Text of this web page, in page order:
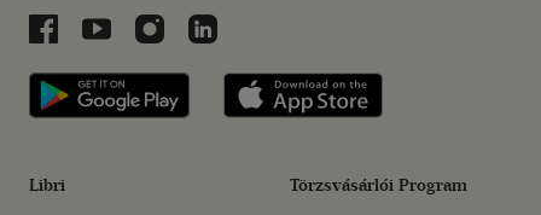
Libri a Facebookon
Libri a Youtube-on
Libri az Instagramon
Libri a LinkedInen
Libri applikáció Szerezd meg: Google
Libri Törzsvásárlói Program